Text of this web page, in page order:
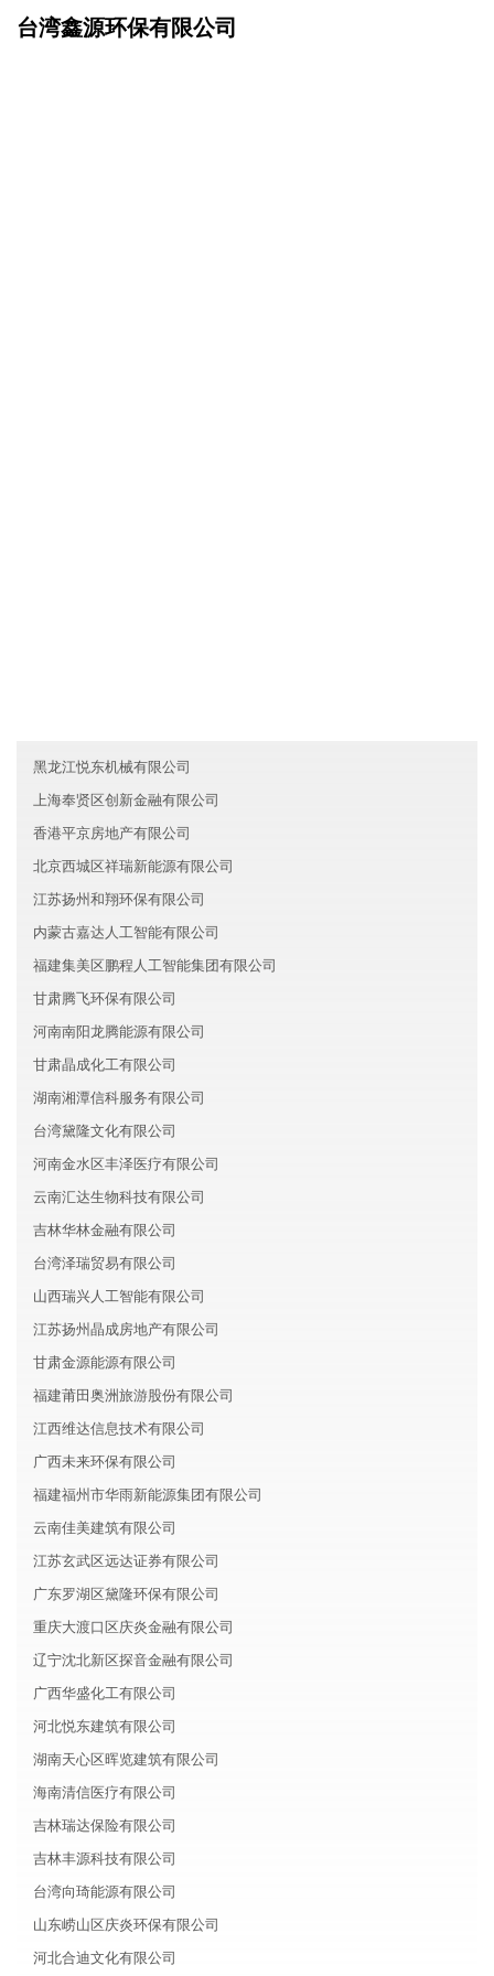
台湾鑫源环保有限公司
黑龙江悦东机械有限公司
上海奉贤区创新金融有限公司
香港平京房地产有限公司
北京西城区祥瑞新能源有限公司
江苏扬州和翔环保有限公司
内蒙古嘉达人工智能有限公司
福建集美区鹏程人工智能集团有限公司
甘肃腾飞环保有限公司
河南南阳龙腾能源有限公司
甘肃晶成化工有限公司
湖南湘潭信科服务有限公司
台湾黛隆文化有限公司
河南金水区丰泽医疗有限公司
云南汇达生物科技有限公司
吉林华林金融有限公司
台湾泽瑞贸易有限公司
山西瑞兴人工智能有限公司
江苏扬州晶成房地产有限公司
甘肃金源能源有限公司
福建莆田奥洲旅游股份有限公司
江西维达信息技术有限公司
广西未来环保有限公司
福建福州市华雨新能源集团有限公司
云南佳美建筑有限公司
江苏玄武区远达证券有限公司
广东罗湖区黛隆环保有限公司
重庆大渡口区庆炎金融有限公司
辽宁沈北新区探音金融有限公司
广西华盛化工有限公司
河北悦东建筑有限公司
湖南天心区晖览建筑有限公司
海南清信医疗有限公司
吉林瑞达保险有限公司
吉林丰源科技有限公司
台湾向琦能源有限公司
山东崂山区庆炎环保有限公司
河北合迪文化有限公司